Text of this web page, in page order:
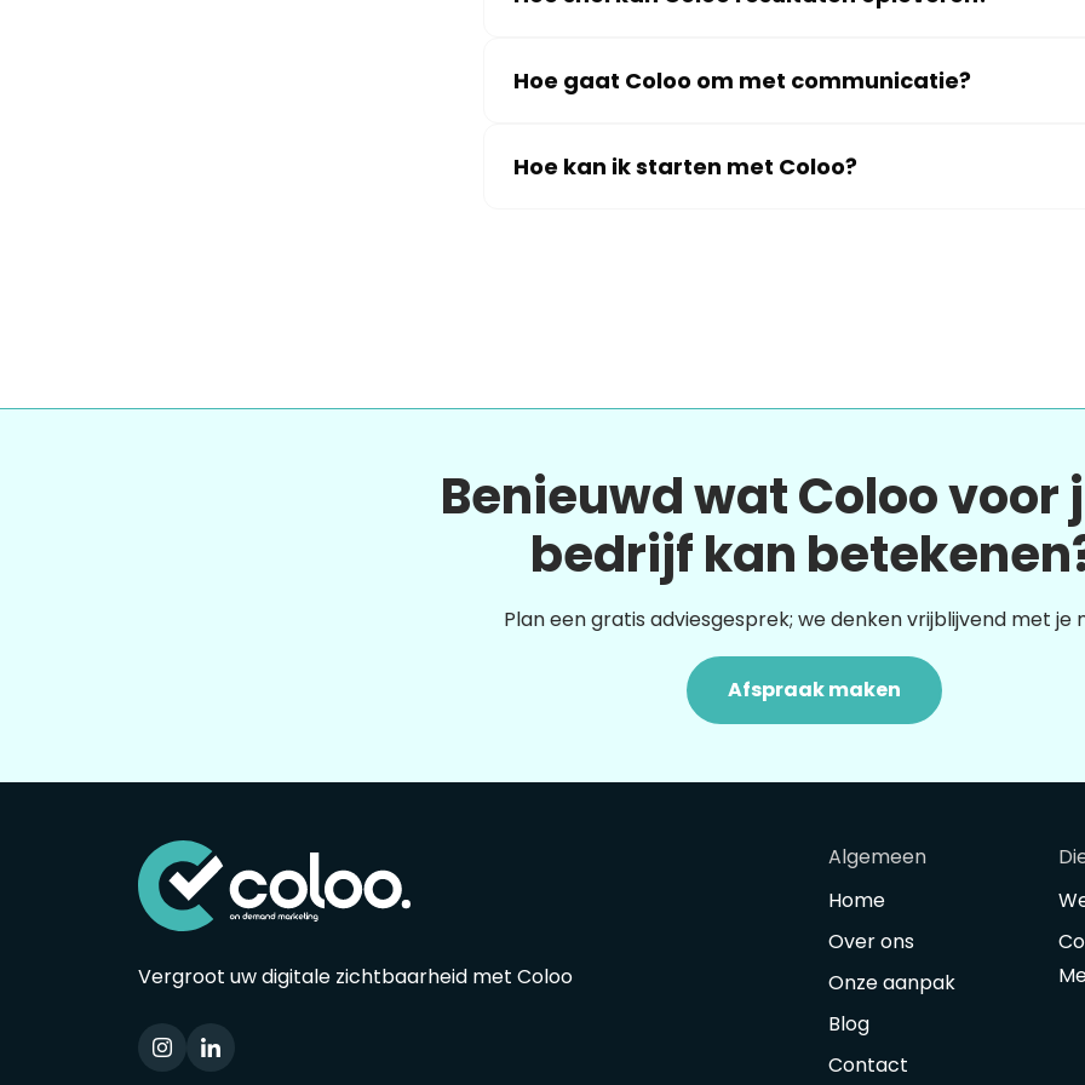
Hoe gaat Coloo om met communicatie?
Hoe kan ik starten met Coloo?
Benieuwd wat Coloo voor
bedrijf kan
Plan een gratis adviesgesprek; we denken vrijblijvend met je
Afspraak maken
Vergroot uw digitale zichtbaarheid met Coloo
Algemeen
Home
Over ons
Onze aanpak
Blog
Contact